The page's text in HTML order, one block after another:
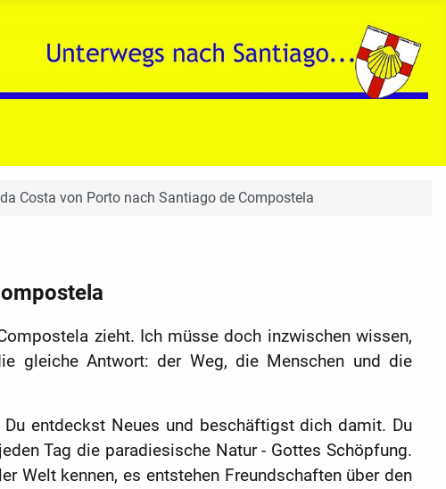
Costa von Porto nach Santiago de Compostela
zieht. Ich müsse doch inzwischen wissen,
gleiche Antwort: der Weg, die Menschen und die
entdeckst Neues und beschäftigst dich damit. Du
Tag die paradiesische Natur - Gottes Schöpfung.
Welt kennen, es entstehen Freundschaften über den